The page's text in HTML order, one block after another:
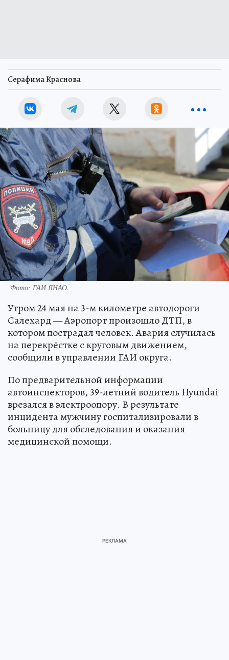
Серафима Краснова
Фото: ГАИ ЯНАО.
Утром 24 мая на 3-м километре автодороги
Салехард — Аэропорт произошло ДТП, в
котором пострадал человек. Авария случилась
на перекрёстке с круговым движением,
сообщили в управлении ГАИ округа.
По предварительной информации
автоинспекторов, 39-летний водитель Hyundai
врезался в электроопору. В результате
инцидента мужчину госпитализировали в
больницу для обследования и оказания
медицинской помощи.